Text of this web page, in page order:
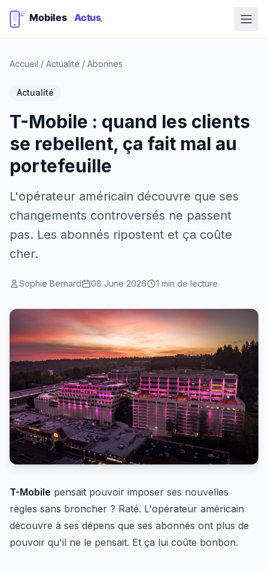
Accueil / Actualité / Abonnes
Actualité
T-Mobile : quand les clients
se rebellent, ça fait mal au
portefeuille
L'opérateur américain découvre que ses
changements controversés ne passent
pas. Les abonnés ripostent et ça coûte
cher.
Sophie Bernard 08 June 2026 1 min de lecture
T-Mobile pensait pouvoir imposer ses nouvelles
règles sans broncher ? Raté. L'opérateur américain
découvre à ses dépens que ses abonnés ont plus de
pouvoir qu'il ne le pensait. Et ça lui coûte bonbon.